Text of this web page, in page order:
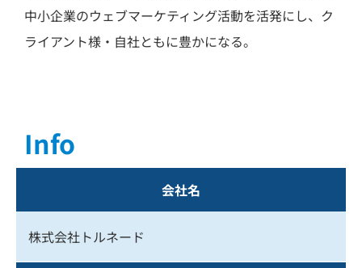
中小企業のウェブマーケティング活動を活発にし、ク
ライアント様・自社ともに豊かになる。
Info
会社名
株式会社トルネード